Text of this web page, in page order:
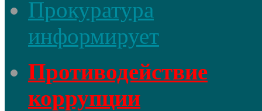
Прокуратура
информирует
Противодействие
коррупции